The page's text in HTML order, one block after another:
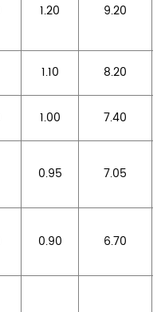
1.20 9.20
1.10 8.20
1.00 7.40
0.95 7.05
0.90 6.70